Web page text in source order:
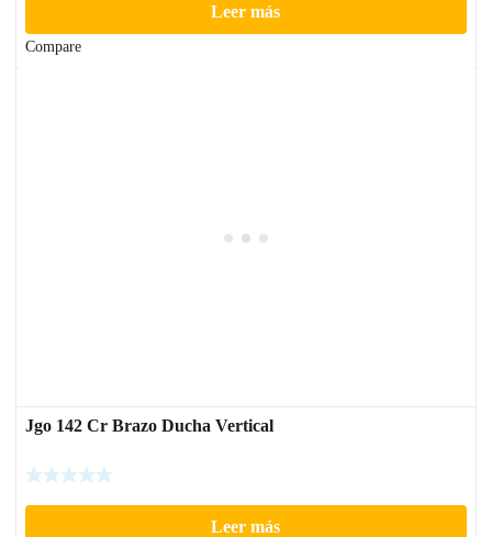
Leer más
Compare
Jgo 142 Cr Brazo Ducha Vertical
Leer más